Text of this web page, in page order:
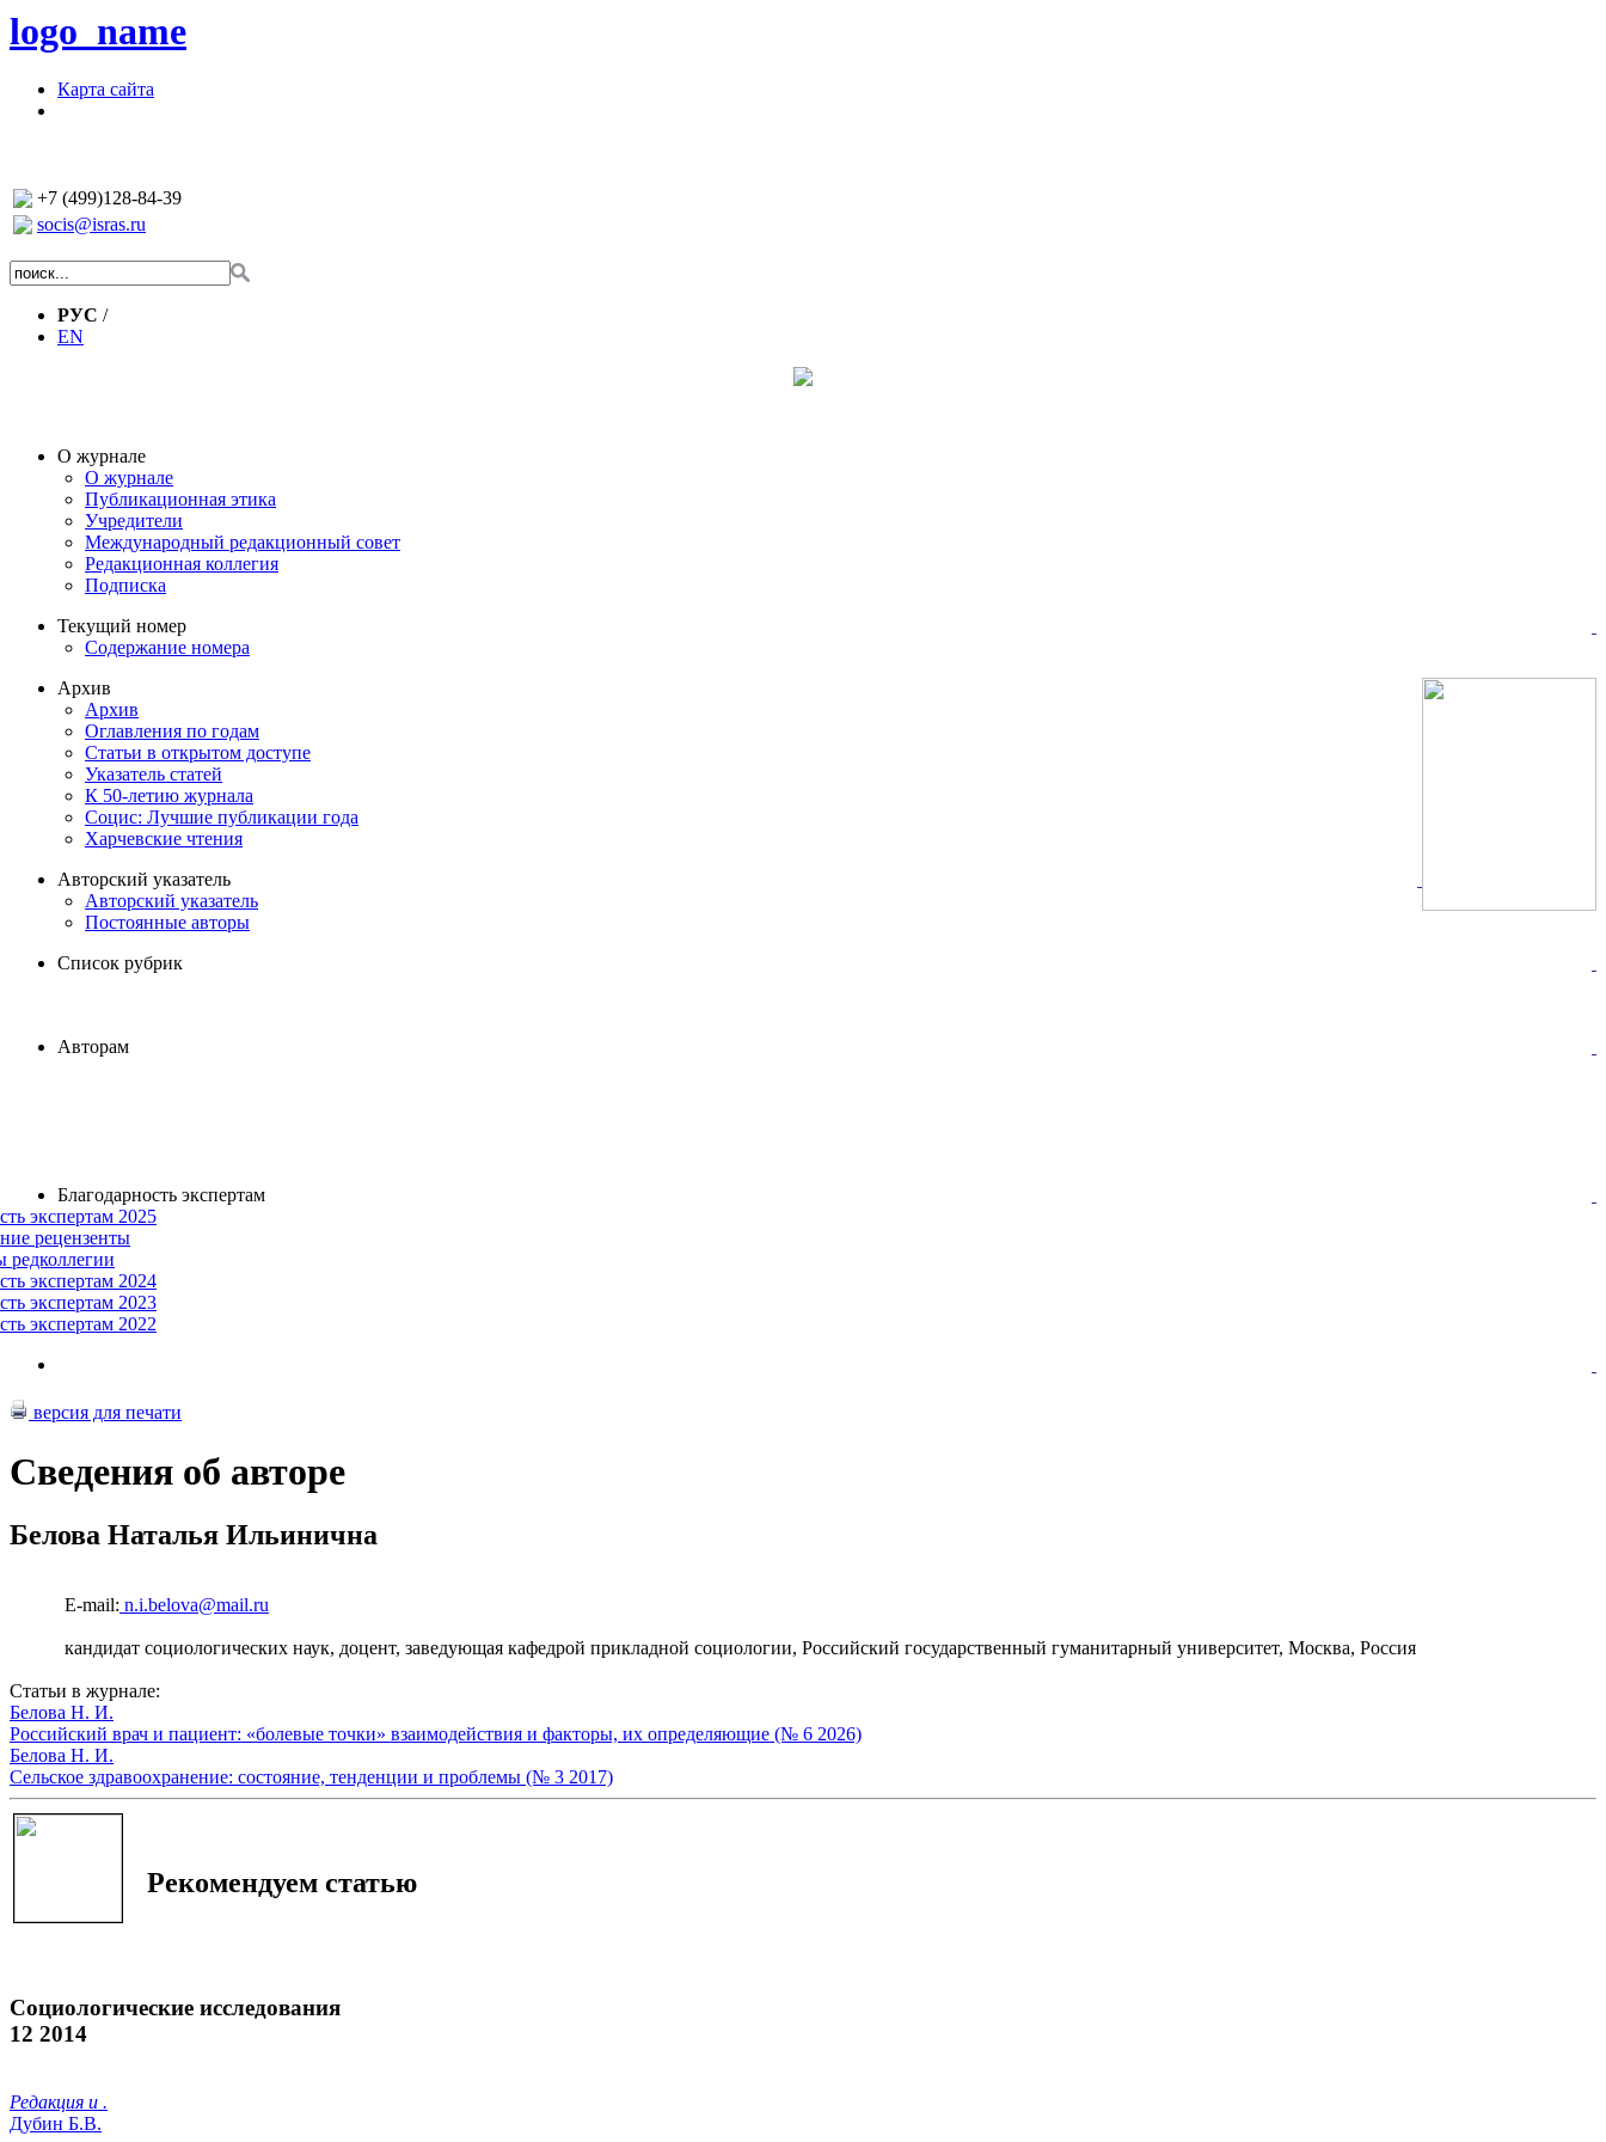
logo_name
Карта сайта
+7 (499)128-84-39
socis@isras.ru
РУС /
EN
О журнале
О журнале
Публикационная этика
Учредители
Международный редакционный совет
Редакционная коллегия
Подписка
Текущий номер
Содержание номера
Архив
Архив
Оглавления по годам
Статьи в открытом доступе
Указатель статей
К 50-летию журнала
Социс: Лучшие публикации года
Харчевские чтения
Авторский указатель
Авторский указатель
Постоянные авторы
Список рубрик
Авторам
Благодарность экспертам
экспертам 2025
рецензенты
редколлегии
экспертам 2024
экспертам 2023
экспертам 2022
версия для печати
Сведения об авторе
Белова Наталья Ильинична
E-mail: n.i.belova@mail.ru
кандидат социологических наук, доцент, заведующая кафедрой прикладной социологии, Российский государственный гуманитарный университет, Москва, Россия
Статьи в журнале:
Белова Н. И.
Российский врач и пациент: «болевые точки» взаимодействия и факторы, их определяющие (№ 6 2026)
Белова Н. И.
Сельское здравоохранение: состояние, тенденции и проблемы (№ 3 2017)
Рекомендуем статью
Социологические исследования
12 2014
Редакция и .
Дубин Б.В.